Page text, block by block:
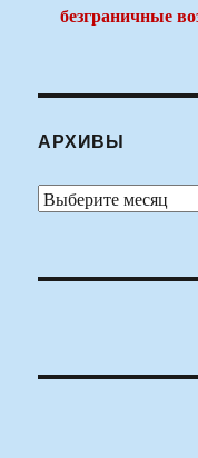
безграничные
АРХИВЫ
Архивы